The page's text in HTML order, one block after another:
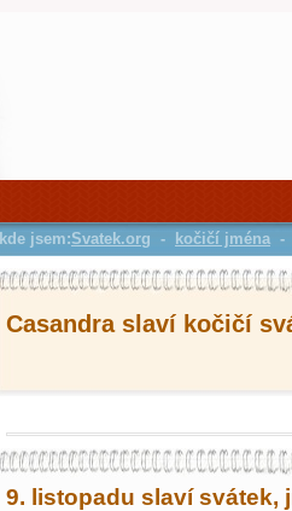
Casandra slaví kočičí
9. listopadu slaví svátek,
kde jsem:Svatek.org - kočičí jména -